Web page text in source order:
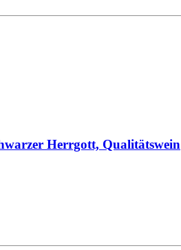
Herrgott, Qualitätswein